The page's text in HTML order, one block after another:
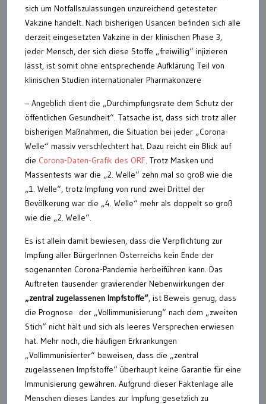
sich um Notfallszulassungen unzureichend getesteter
Vakzine handelt. Nach bisherigen Usancen befinden sich alle
derzeit eingesetzten Vakzine in der klinischen Phase 3,
jeder Mensch, der sich diese Stoffe „freiwillig“ injizieren
lässt, ist somit ohne entsprechende Aufklärung Teil von
klinischen Studien internationaler Pharmakonzere
– Angeblich dient die „Durchimpfungsrate dem Schutz der
öffentlichen Gesundheit“. Tatsache ist, dass sich trotz aller
bisherigen Maßnahmen, die Situation bei jeder „Corona-
Welle“ massiv verschlechtert hat. Dazu reicht ein Blick auf
die Corona-Daten-Grafik des ORF. Trotz Masken und
Massentests war die „2. Welle“ zehn mal so groß wie die
„1. Welle“, trotz Impfung von rund zwei Drittel der
Bevölkerung war die „4. Welle“ mehr als doppelt so groß
wie die „2. Welle“.
Es ist allein damit bewiesen, dass die Verpflichtung zur
Impfung aller BürgerInnen Österreichs kein Ende der
sogenannten Corona-Pandemie herbeiführen kann. Das
Auftreten tausender gravierender Nebenwirkungen der
„zentral zugelassenen Impfstoffe“, ist Beweis genug, dass
die Prognose der „Vollimmunisierung“ nach dem „zweiten
Stich“ nicht hält und sich als leeres Versprechen erwiesen
hat. Mehr noch, die häufigen Erkrankungen
„Vollimmunisierter“ beweisen, dass die „zentral
zugelassenen Impfstoffe“ überhaupt keine Garantie für eine
Immunisierung gewähren. Aufgrund dieser Faktenlage alle
Menschen dieses Landes zur Impfung gesetzlich zu